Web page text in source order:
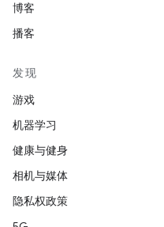
博客
播客
发现
游戏
机器学习
健康与健身
相机与媒体
隐私权政策